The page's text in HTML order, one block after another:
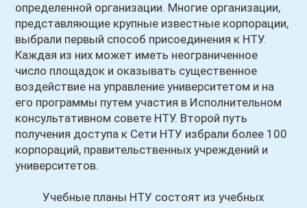
определенной организации. Многие организации,
представляющие крупные известные корпорации,
выбрали первый способ присоединения к НТУ.
Каждая из них может иметь неограниченное
число площадок и оказывать существенное
воздействие на управление университетом и на
его программы путем участия в Исполнительном
консультативном совете НТУ. Второй путь
получения доступа к Сети НТУ избрали более 100
корпораций, правительственных учреждений и
университетов.
Учебные планы НТУ состоят из учебных